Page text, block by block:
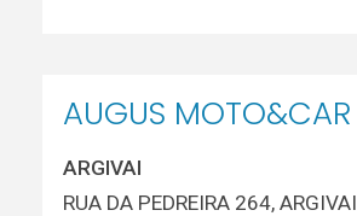
AUGUS MOTO&CAR
ARGIVAI
RUA DA PEDREIRA 264, ARGIVAI